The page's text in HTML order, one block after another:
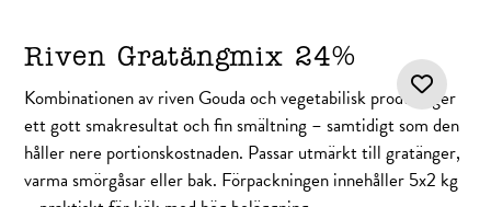
Riven Gratängmix 24%
Kombinationen av riven Gouda och vegetabilisk produkt ger
ett gott smakresultat och fin smältning – samtidigt som den
håller nere portionskostnaden. Passar utmärkt till gratänger,
varma smörgåsar eller bak. Förpackningen innehåller 5x2 kg